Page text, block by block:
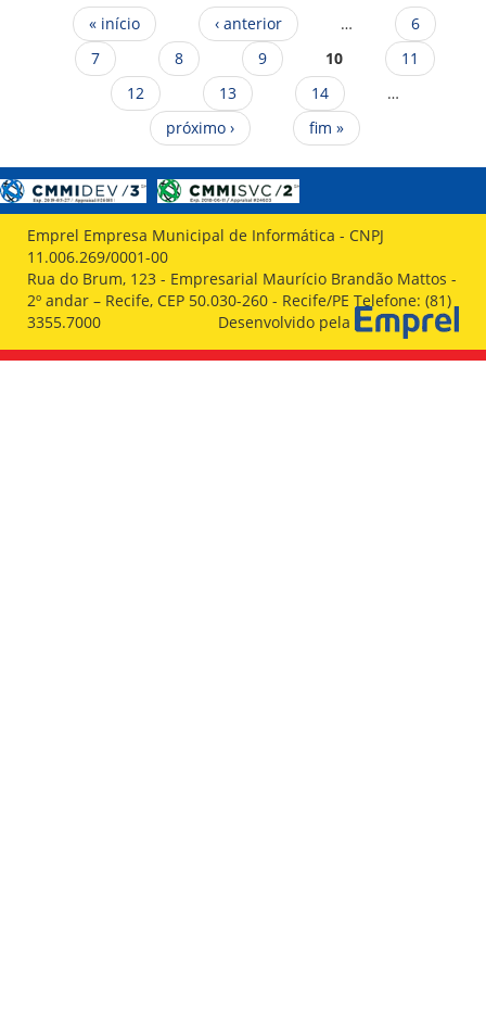
Páginas
« início ‹ anterior …
6
7
8 9 10
11
12
13 14
…
próximo ›
fim »
Emprel Empresa Municipal de Informática - CNPJ
11.006.269/0001-00
Rua do Brum, 123 - Empresarial Maurício Brandão Mattos -
2º andar – Recife, CEP 50.030-260 - Recife/PE Telefone: (81)
3355.7000
Desenvolvido pela